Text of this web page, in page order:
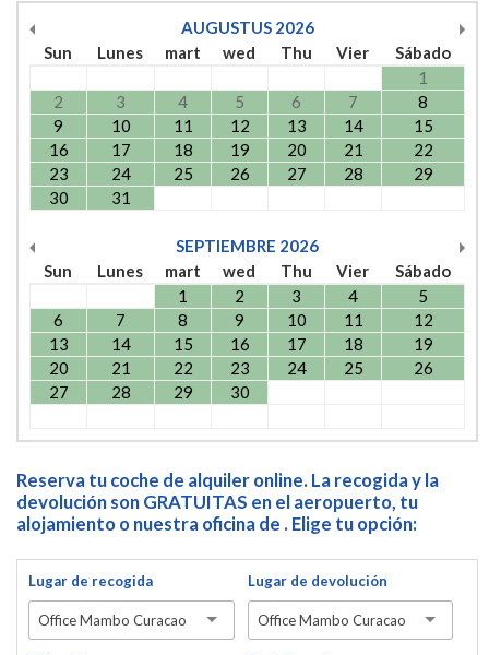
AUGUSTUS 2026
Sun
Lunes mart wed Thu Vier
Sábado
1
2
3 4 5 6 7
8
9
10 11 12 13 14
15
16
17 18 19 20 21
22
23
24 25 26 27 28
29
30
31
SEPTIEMBRE 2026
Sun
Lunes mart wed Thu Vier
Sábado
1
2 3 4
5
6
7 8 9 10 11
12
13
14 15 16 17 18
19
20
21 22 23 24 25
26
27
28 29 30
Reserva tu coche de alquiler online. La recogida y la
devolución son GRATUITAS en el aeropuerto, tu
alojamiento o nuestra oficina de . Elige tu opción:
Lugar de recogida
Office Mambo Curacao
Lugar de devolución
Office Mambo Curacao